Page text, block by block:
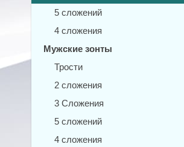
5 сложений
4 сложения
Мужские зонты
Трости
2 сложения
3 Сложения
5 сложений
4 сложения